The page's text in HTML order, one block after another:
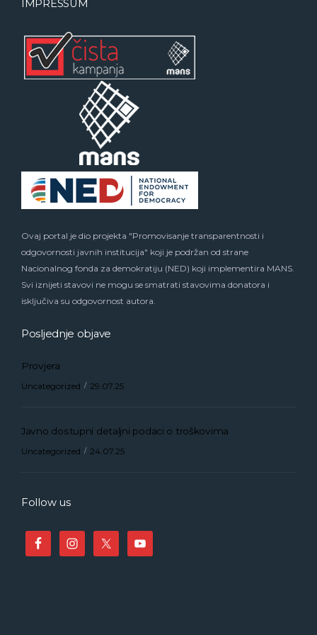
IMPRESSUM
Ovaj portal je dio projekta "Promovisanje transparentnosti i
odgovornosti javnih institucija" koji je podržan od strane
Nacionalnog fonda za demokratiju (NED) koji implementira MANS.
Svi iznijeti stavovi ne mogu se smatrati stavovima donatora i
isključiva su odgovornost autora.
Posljednje objave
Provjera
Uncategorized 29.07.25
Javno dostupni detaljni podaci o troškovima
Uncategorized 24.07.25
Follow us